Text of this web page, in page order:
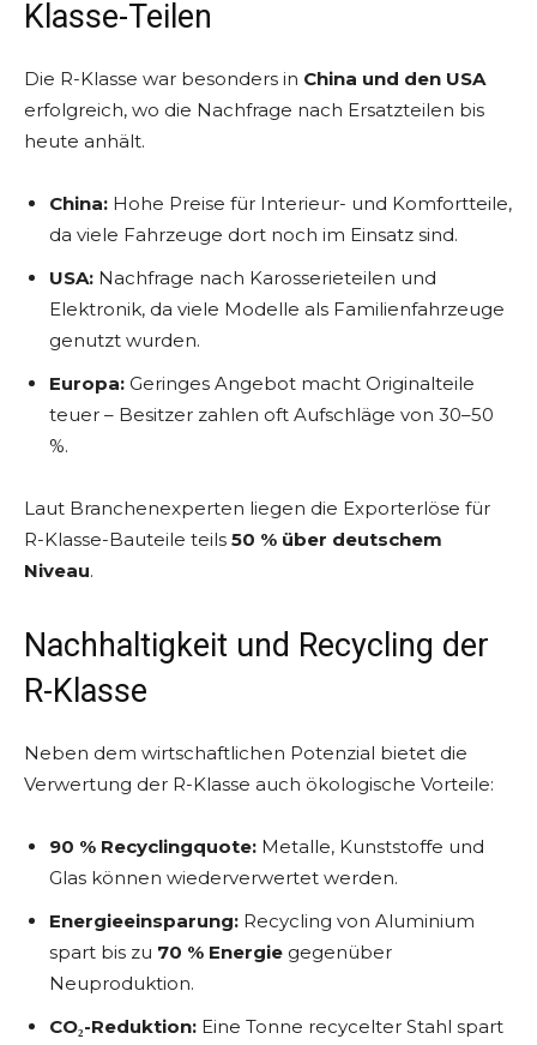
Klasse-Teilen
Die R-Klasse war besonders in China und den USA
erfolgreich, wo die Nachfrage nach Ersatzteilen bis
heute anhält.
China: Hohe Preise für Interieur- und Komfortteile,
da viele Fahrzeuge dort noch im Einsatz sind.
USA: Nachfrage nach Karosserieteilen und
Elektronik, da viele Modelle als Familienfahrzeuge
genutzt wurden.
Europa: Geringes Angebot macht Originalteile
teuer – Besitzer zahlen oft Aufschläge von 30–50
%.
Laut Branchenexperten liegen die Exporterlöse für
R-Klasse-Bauteile teils 50 % über deutschem
Niveau.
Nachhaltigkeit und Recycling der
R-Klasse
Neben dem wirtschaftlichen Potenzial bietet die
Verwertung der R-Klasse auch ökologische Vorteile:
90 % Recyclingquote: Metalle, Kunststoffe und
Glas können wiederverwertet werden.
Energieeinsparung: Recycling von Aluminium
spart bis zu 70 % Energie gegenüber
Neuproduktion.
CO₂-Reduktion: Eine Tonne recycelter Stahl spart